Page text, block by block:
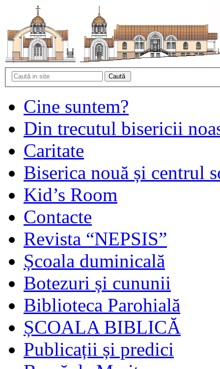
Cine suntem?
Din trecutul bisericii
Caritate
Biserica nouă și centrul
Kid’s Room
Contacte
Revista “NEPSIS”
Școala duminicală
Botezuri și cununii
Biblioteca Parohială
ȘCOALA BIBLICĂ
Publicații și predici